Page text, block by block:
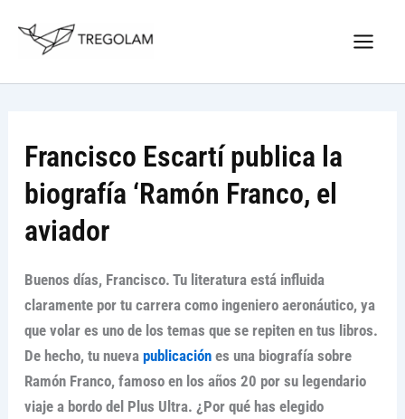
Francisco Escartí publica la
biografía ‘Ramón Franco, el
aviador
Buenos días, Francisco. Tu literatura está influida
claramente por tu carrera como ingeniero aeronáutico, ya
que volar es uno de los temas que se repiten en tus libros.
De hecho, tu nueva publicaciónes una biografía sobre
Ramón Franco, famoso en los años 20 por su legendario
viaje a bordo del Plus Ultra. ¿Por qué has elegido